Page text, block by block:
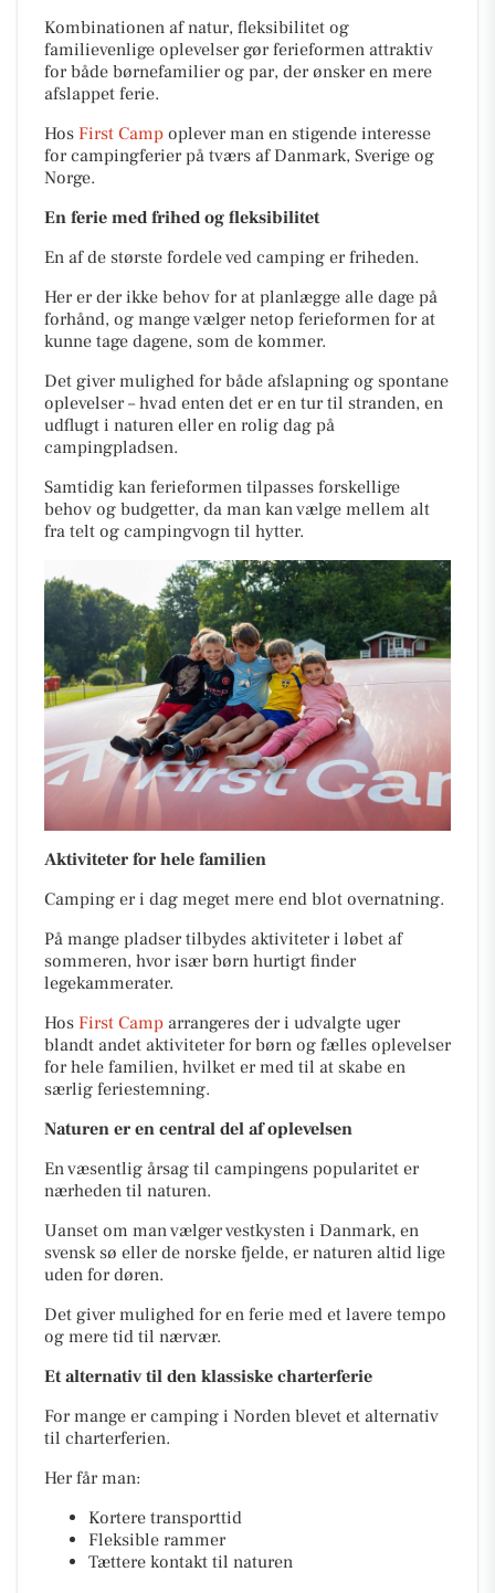
Kombinationen af natur, fleksibilitet og
familievenlige oplevelser gør ferieformen attraktiv
for både børnefamilier og par, der ønsker en mere
afslappet ferie.
Hos First Camp oplever man en stigende interesse
for campingferier på tværs af Danmark, Sverige og
Norge.
En ferie med frihed og fleksibilitet
En af de største fordele ved camping er friheden.
Her er der ikke behov for at planlægge alle dage på
forhånd, og mange vælger netop ferieformen for at
kunne tage dagene, som de kommer.
Det giver mulighed for både afslapning og spontane
oplevelser – hvad enten det er en tur til stranden, en
udflugt i naturen eller en rolig dag på
campingpladsen.
Samtidig kan ferieformen tilpasses forskellige
behov og budgetter, da man kan vælge mellem alt
fra telt og campingvogn til hytter.
Aktiviteter for hele familien
Camping er i dag meget mere end blot overnatning.
På mange pladser tilbydes aktiviteter i løbet af
sommeren, hvor især børn hurtigt finder
legekammerater.
Hos First Camp arrangeres der i udvalgte uger
blandt andet aktiviteter for børn og fælles oplevelser
for hele familien, hvilket er med til at skabe en
særlig feriestemning.
Naturen er en central del af oplevelsen
En væsentlig årsag til campingens popularitet er
nærheden til naturen.
Uanset om man vælger vestkysten i Danmark, en
svensk sø eller de norske fjelde, er naturen altid lige
uden for døren.
Det giver mulighed for en ferie med et lavere tempo
og mere tid til nærvær.
Et alternativ til den klassiske charterferie
For mange er camping i Norden blevet et alternativ
til charterferien.
Her får man:
Kortere transporttid
Fleksible rammer
Tættere kontakt til naturen